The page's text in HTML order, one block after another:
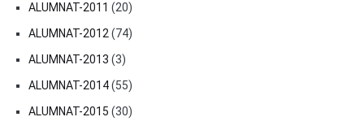
ALUMNAT-2011 (20)
ALUMNAT-2012 (74)
ALUMNAT-2013 (3)
ALUMNAT-2014(55)
ALUMNAT-2015 (30)